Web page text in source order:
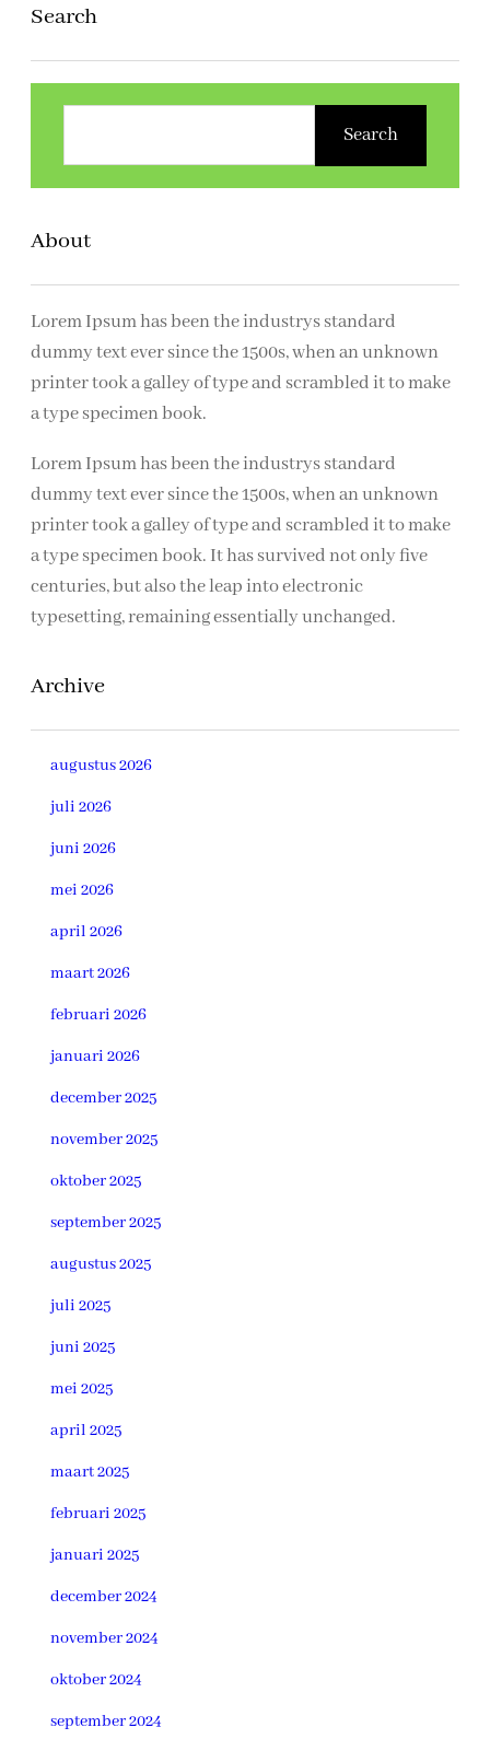
Search
k
n
Search
About
Lorem Ipsum has been the industrys standard
dummy text ever since the 1500s, when an unknown
printer took a galley of type and scrambled it to make
a type specimen book.
Lorem Ipsum has been the industrys standard
dummy text ever since the 1500s, when an unknown
printer took a galley of type and scrambled it to make
a type specimen book. It has survived not only five
centuries, but also the leap into electronic
typesetting, remaining essentially unchanged.
Archive
augustus 2026
juli 2026
juni 2026
mei 2026
april 2026
maart 2026
februari 2026
januari 2026
december 2025
november 2025
oktober 2025
september 2025
augustus 2025
juli 2025
juni 2025
mei 2025
april 2025
maart 2025
februari 2025
januari 2025
december 2024
november 2024
oktober 2024
september 2024